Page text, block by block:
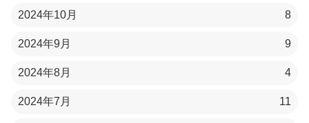
2024年10月 8
2024年9月 9
2024年8月 4
2024年7月 11